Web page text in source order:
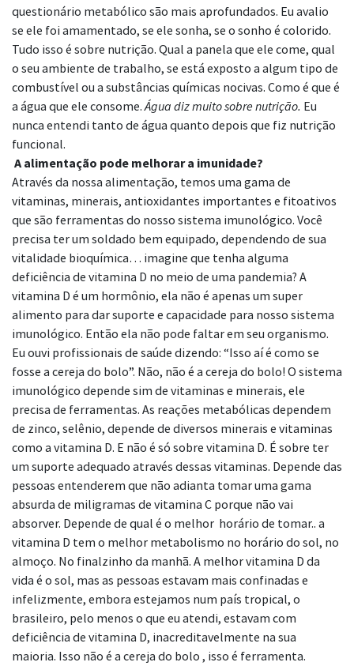
questionário metabólico são mais aprofundados. Eu avalio
se ele foi amamentado, se ele sonha, se o sonho é colorido.
Tudo isso é sobre nutrição. Qual a panela que ele come, qual
o seu ambiente de trabalho, se está exposto a algum tipo de
combustível ou a substâncias químicas nocivas. Como é que é
a água que ele consome.Água diz muito sobre nutrição. Eu
nunca entendi tanto de água quanto depois que fiz nutrição
funcional.
A alimentação pode melhorar a imunidade?
Através da nossa alimentação, temos uma gama de
vitaminas, minerais, antioxidantes importantes e fitoativos
que são ferramentas do nosso sistema imunológico. Você
precisa ter um soldado bem equipado, dependendo de sua
vitalidade bioquímica… imagine que tenha alguma
deficiência de vitamina D no meio de uma pandemia? A
vitamina D é um hormônio, ela não é apenas um super
alimento para dar suporte e capacidade para nosso sistema
imunológico. Então ela não pode faltar em seu organismo.
Eu ouvi profissionais de saúde dizendo: “Isso aí é como se
fosse a cereja do bolo”. Não, não é a cereja do bolo! O sistema
imunológico depende sim de vitaminas e minerais, ele
precisa de ferramentas. As reações metabólicas dependem
de zinco, selênio, depende de diversos minerais e vitaminas
como a vitamina D. E não é só sobre vitamina D. É sobre ter
um suporte adequado através dessas vitaminas. Depende das
pessoas entenderem que não adianta tomar uma gama
absurda de miligramas de vitamina C porque não vai
absorver. Depende de qual é o melhor horário de tomar.. a
vitamina D tem o melhor metabolismo no horário do sol, no
almoço. No finalzinho da manhã. A melhor vitamina D da
vida é o sol, mas as pessoas estavam mais confinadas e
infelizmente, embora estejamos num país tropical, o
brasileiro, pelo menos o que eu atendi, estavam com
deficiência de vitamina D, inacreditavelmente na sua
maioria. Isso não é a cereja do bolo , isso é ferramenta.